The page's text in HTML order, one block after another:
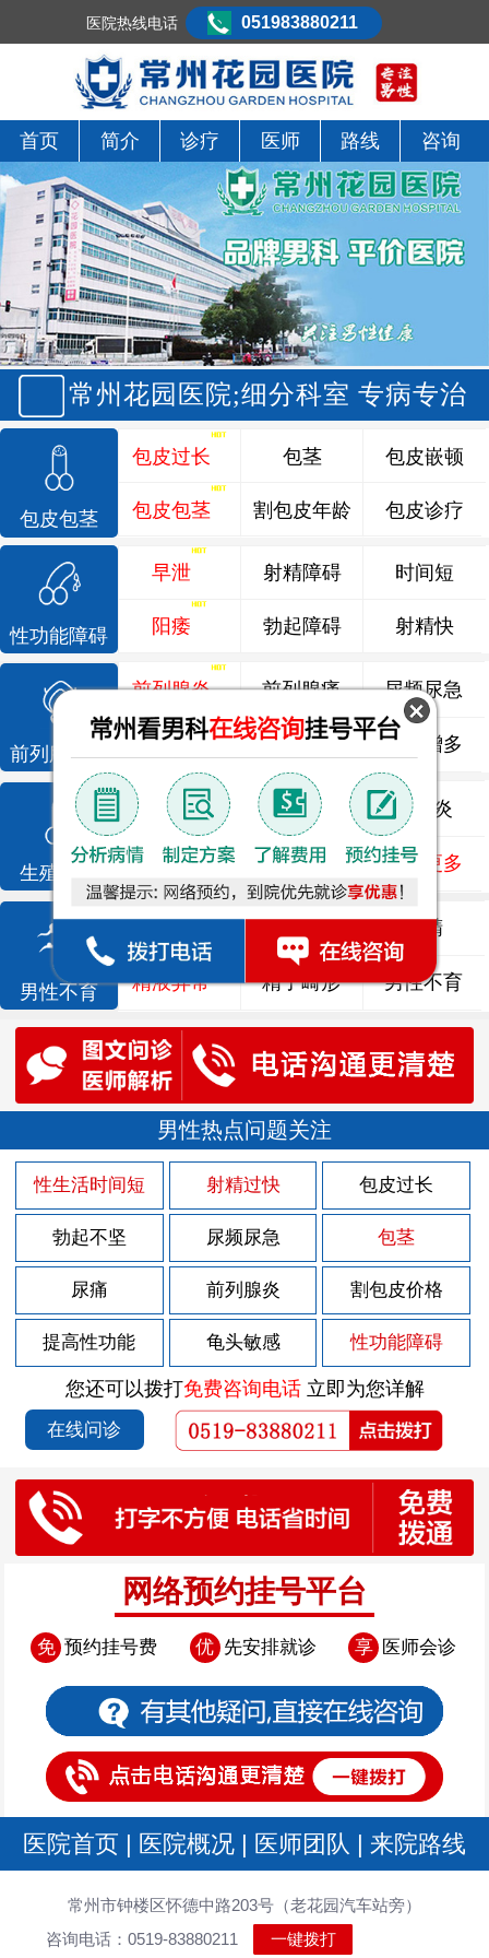
首页 简介 诊疗 医师 路线 咨询
常州花园医院;细分科室 专病专治
包皮包茎
包皮过长
包皮包茎
包茎
割包皮年龄
包皮嵌顿
包皮诊疗
性功能障碍
早泄
阳痿
射精障碍
勃起障碍
时间短
射精快
前列腺疾病
前列腺炎 前列腺痛 尿频尿急
前列腺增生 排尿不畅 夜尿增多
生殖感染
龟头炎 睾丸炎 尿道炎
尿相关 泌尿感染 了解更多
男性不育
死精 少精 弱精
精液异常 精子畸形 男性不育
男性热点问题关注
性生活时间短 射精过快 包皮过长
勃起不坚 尿频尿急 包茎
尿痛 前列腺炎 割包皮价格
提高性功能 龟头敏感 性功能障碍
您还可以拨打免费咨询电话立即为您详解
在线问诊
网络预约挂号平台
免 预约挂号费 优 先安排就诊 享 医师会诊
医院首页 | 医院概况 | 医师团队 | 来院路线
常州市钟楼区怀德中路203号（老花园汽车站旁）
咨询电话：0519-83880211
一键拨打
医院热线电话 051983880211